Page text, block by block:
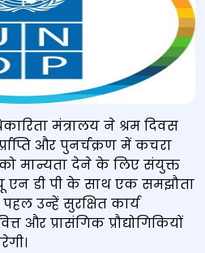
मंत्रालय ने श्रम दिवस
और पुनर्चक्रण में कचरा
मान्यता देने के लिए संयुक्त
यू एन डी पी के साथ एक समझौता
पहल उन्हें सुरक्षित कार्य
और प्रासंगिक प्रौद्योगिकियों